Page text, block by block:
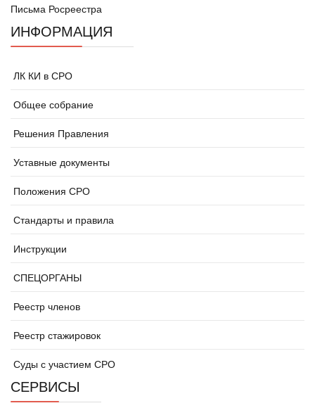
Письма Росреестра
ИНФОРМАЦИЯ
ЛК КИ в СРО
Общее собрание
Решения Правления
Уставные документы
Положения СРО
Стандарты и правила
Инструкции
СПЕЦОРГАНЫ
Реестр членов
Реестр стажировок
Суды с участием СРО
СЕРВИСЫ